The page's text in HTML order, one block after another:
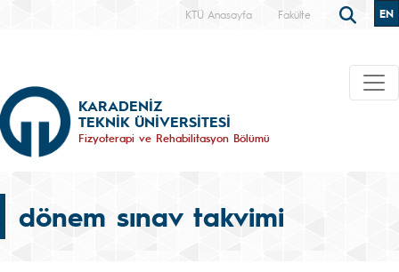
KTÜ Anasayfa Fakülte EN
KARADENİZ
TEKNİK ÜNİVERSİTESİ
Fizyoterapi ve Rehabilitasyon Bölümü
dönem sınav takvimi